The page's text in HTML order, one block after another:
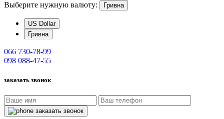
Выберите нужную валюту: Гривна
US Dollar
Гривна
066 730-78-99
098 088-47-55
заказать звонок
заказать звонок